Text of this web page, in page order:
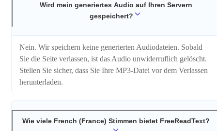
Wird mein generiertes Audio auf Ihren Servern
gespeichert?
Nein. Wir speichern keine generierten Audiodateien. Sobald
Sie die Seite verlassen, ist das Audio unwiderruflich gelöscht.
Stellen Sie sicher, dass Sie Ihre MP3-Datei vor dem Verlassen
herunterladen.
Wie viele French (France) Stimmen bietet FreeReadText?